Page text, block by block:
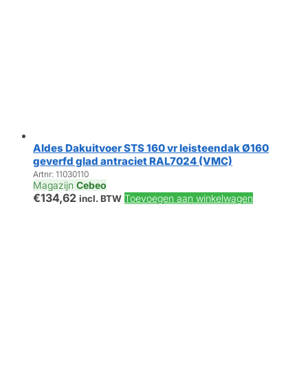
Aldes Dakuitvoer STS 160 vr leisteendak Ø160
geverfd glad antraciet RAL7024 (VMC)
Artnr: 11030110
Magazijn Cebeo
€134,62 incl. BTW Toevoegen aan winkelwagen